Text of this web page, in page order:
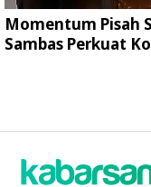
Momentum Pisah
Sambas Perkuat